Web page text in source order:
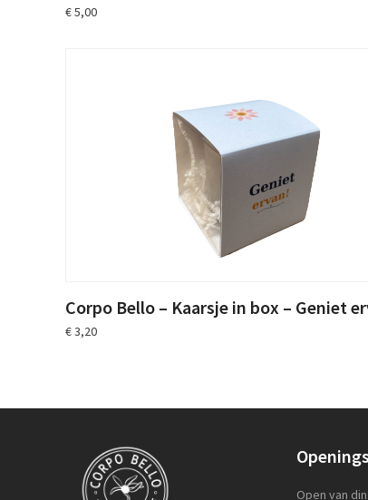
€5,00
Corpo Bello – Kaarsje in box – Geniet
€3,20
Open van